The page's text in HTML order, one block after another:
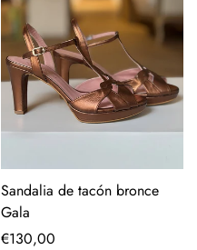
Sandalia de tacón bronce
Gala
Precio
€130,00